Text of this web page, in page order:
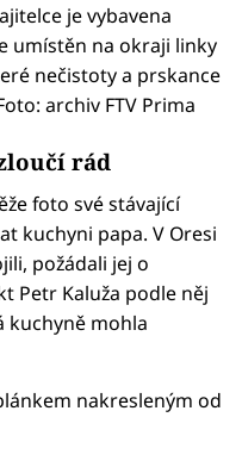
je vybavena
umístěn na okraji linky
nečistoty a prskance
archiv FTV Prima
rád
foto své stávající
kuchyni papa. V Oresi
požádali jej o
Petr Kaluža podle něj
kuchyně mohla
nakresleným od